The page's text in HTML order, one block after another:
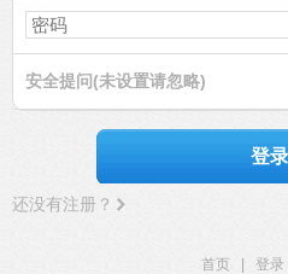
安全提问(未设置请忽略)
登录
还没有注册？
首页 登录